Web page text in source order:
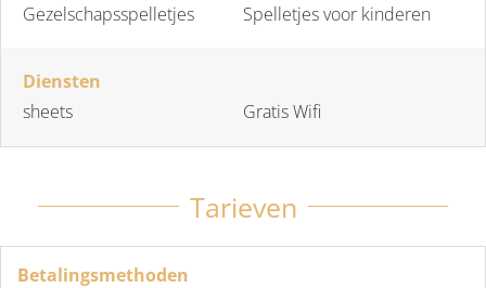
Gezelschapsspelletjes
Spelletjes voor kinderen
Diensten
sheets
Gratis Wifi
Tarieven
Betalingsmethoden